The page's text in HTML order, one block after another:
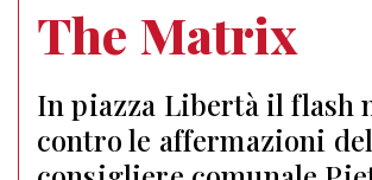
The Matrix
In piazza Libertà il flash
contro le affermazioni del